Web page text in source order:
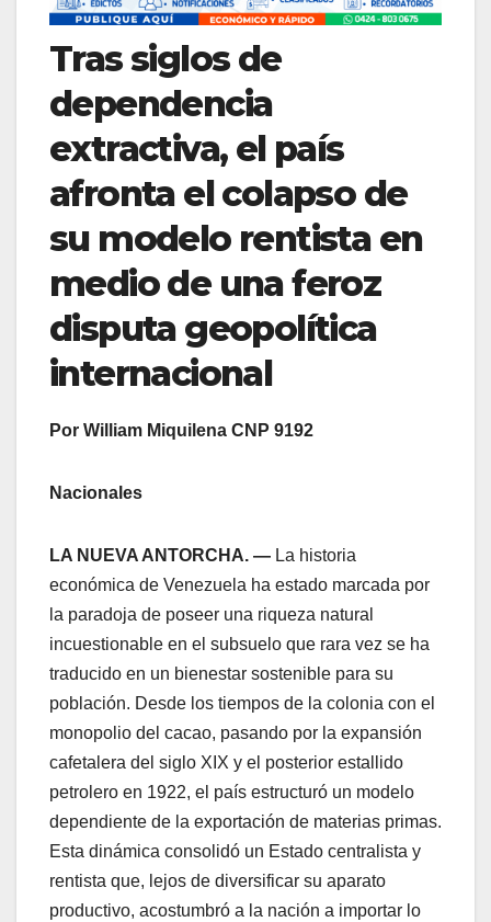
Tras siglos de
dependencia
extractiva, el país
afronta el colapso de
su modelo rentista en
medio de una feroz
disputa geopolítica
internacional
Por William Miquilena CNP 9192
Nacionales
LA NUEVA ANTORCHA. — La historia
económica de Venezuela ha estado marcada por
la paradoja de poseer una riqueza natural
incuestionable en el subsuelo que rara vez se ha
traducido en un bienestar sostenible para su
población. Desde los tiempos de la colonia con el
monopolio del cacao, pasando por la expansión
cafetalera del siglo XIX y el posterior estallido
petrolero en 1922, el país estructuró un modelo
dependiente de la exportación de materias primas.
Esta dinámica consolidó un Estado centralista y
rentista que, lejos de diversificar su aparato
productivo, acostumbró a la nación a importar lo